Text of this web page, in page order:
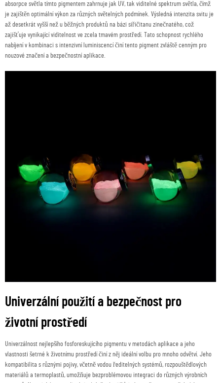
absorpce světla tímto pigmentem zahrnuje jak UV, tak viditelné spektrum světla, čímž
je zajištěn optimální výkon za různých světelných podmínek. Výsledná intenzita svitu je
až desetkrát vyšší než u běžných produktů na bázi siřičitanu zinečnatého, což
zajišťuje vynikající viditelnost ve zcela tmavém prostředí. Tato schopnost rychlého
nabíjení v kombinaci s intenzivní luminiscencí činí tento pigment zvláště cenným pro
nouzové značení a bezpečnostní aplikace.
Univerzální použití a bezpečnost pro
životní prostředí
Univerzálnost nejlepšího fosforeskujícího pigmentu v metodách aplikace a jeho
vlastnosti šetrné k životnímu prostředí činí z něj ideální volbu pro mnoho odvětví. Jeho
kompatibilita s různými pojivy, včetně vodou ředitelných systémů, rozpouštědlových
materiálů a termoplastů, umožňuje bezproblémovou integraci do různých výrobních